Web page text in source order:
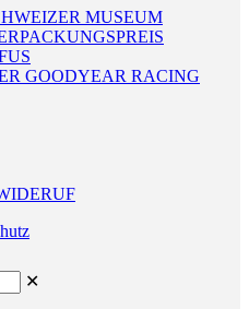
MUSEUM
GOODYEAR RACING
✕